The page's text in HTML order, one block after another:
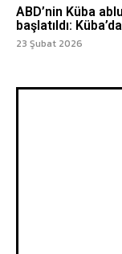
ABD’nin Küba
başlatıldı:
23 Şubat 2026